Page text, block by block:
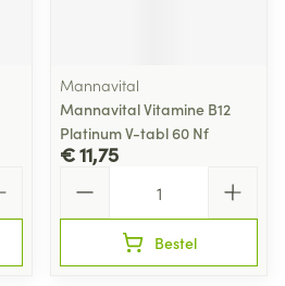
Mannavital
Mannavital Vitamine B12
Platinum V-tabl 60 Nf
€ 11,75
Bestel